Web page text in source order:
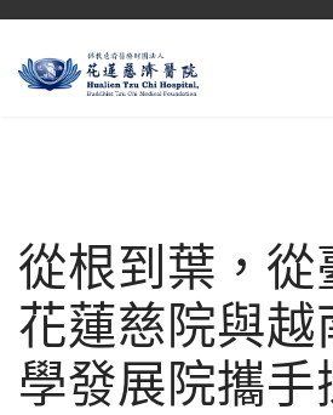
從根到葉，
花蓮慈院與越
學發展院攜手